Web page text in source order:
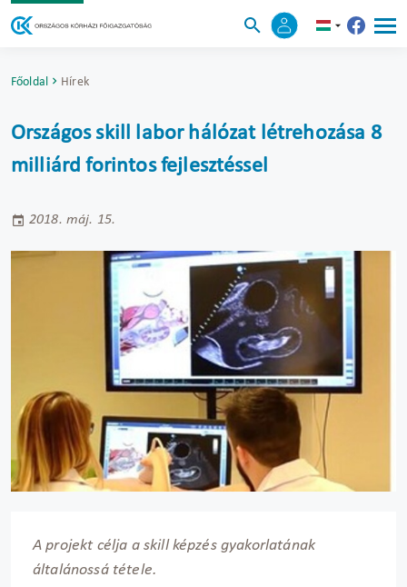
Főoldal Hírek
Országos skill labor hálózat létrehozása 8
milliárd forintos fejlesztéssel
2018. máj. 15.
A projekt célja a skill képzés gyakorlatának
általánossá tétele.